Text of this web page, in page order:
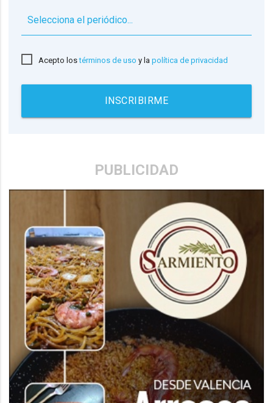
Acepto lostérminos de uso y lapolítica de privacidad
INSCRIBIRME
PUBLICIDAD